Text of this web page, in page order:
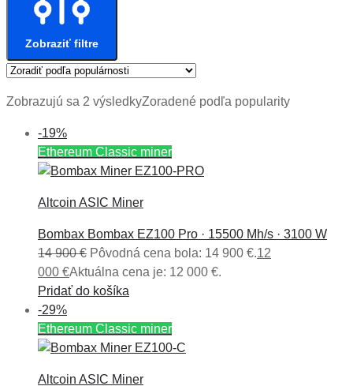
Zobraziť filtre
Zobrazujú sa 2 výsledkyZoradené podľa popularity
-19%
Ethereum Classic miner
Altcoin ASIC Miner
Bombax Bombax EZ100 Pro · 15500 Mh/s · 3100 W
14 900€ Pôvodná cena bola: 14 900 €.12
000 €Aktuálna cena je: 12 000 €.
Pridať do košíka
-29%
Ethereum Classic miner
Altcoin ASIC Miner